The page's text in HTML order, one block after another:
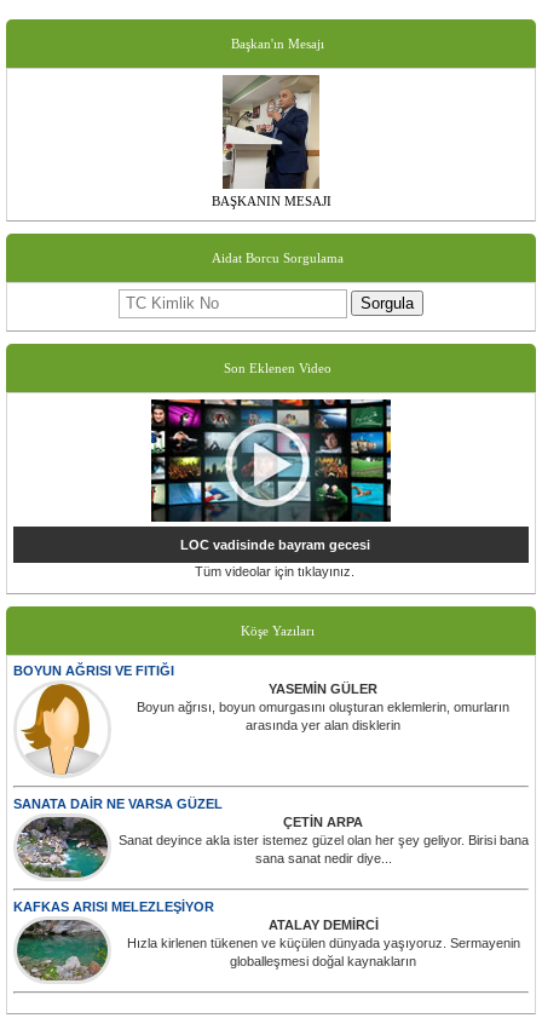
Başkan'ın Mesajı
BAŞKANIN MESAJI
Aidat Borcu Sorgulama
Sorgula
Son Eklenen Video
LOC vadisinde bayram gecesi
Tüm videolar için tıklayınız.
Köşe Yazıları
BOYUN AĞRISI VE FITIĞI
YASEMİN GÜLER
Boyun ağrısı, boyun omurgasını oluşturan eklemlerin, omurların
arasında yer alan disklerin
SANATA DAİR NE VARSA GÜZEL
ÇETİN ARPA
Sanat deyince akla ister istemez güzel olan her şey geliyor. Birisi bana
sana sanat nedir diye...
KAFKAS ARISI MELEZLEŞİYOR
ATALAY DEMİRCİ
Hızla kirlenen tükenen ve küçülen dünyada yaşıyoruz. Sermayenin
globalleşmesi doğal kaynakların